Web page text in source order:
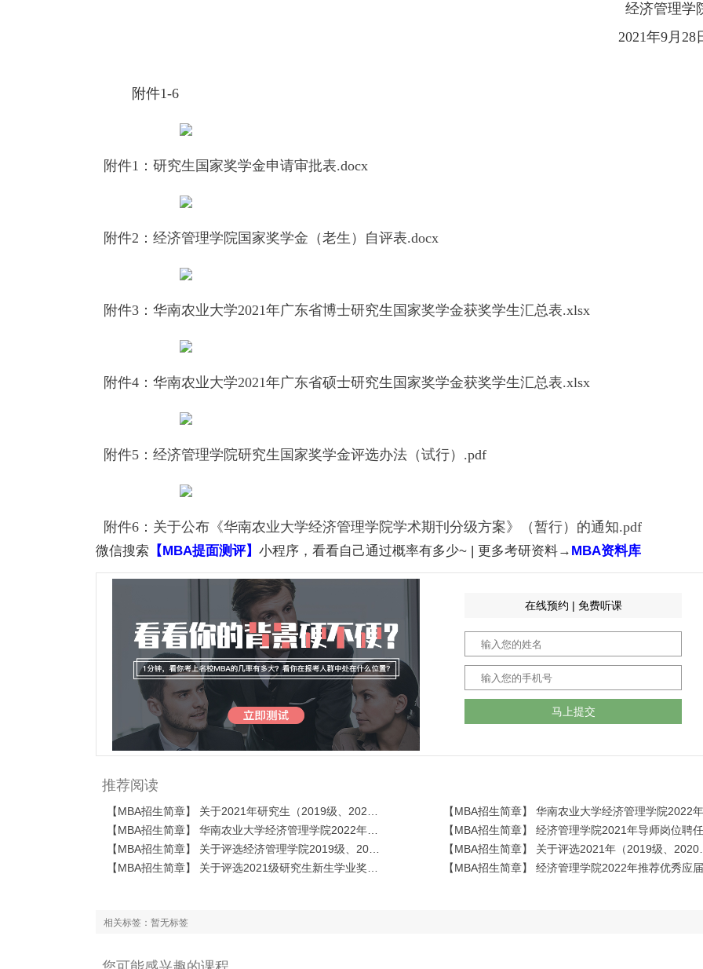
经济管理学
2021年9月28
附件1-6
附件1：研究生国家奖学金申请审批表.docx
附件2：经济管理学院国家奖学金（老生）自评表.docx
附件3：华南农业大学2021年广东省博士研究生国家奖学金获奖学生汇总表.xlsx
附件4：华南农业大学2021年广东省硕士研究生国家奖学金获奖学生汇总表.xlsx
附件5：经济管理学院研究生国家奖学金评选办法（试行）.pdf
附件6：关于公布《华南农业大学经济管理学院学术期刊分级方案》（暂行）的通知.pdf
微信搜索 【MBA提面测评】 小程序，看看自己通过概率有多少~ | 更多考研资料→ MBA资料库
在线预约 | 免费听课
马上提交
推荐阅读
相关标签：暂无标签